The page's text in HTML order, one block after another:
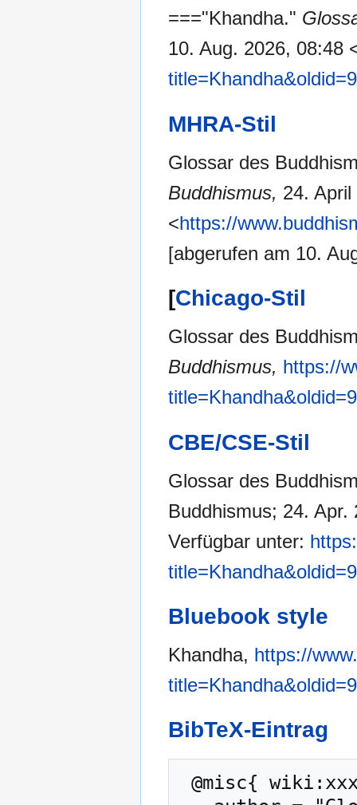
==="Khandha."
10. Aug. 2026, 08:48
MHRA-Stil
Glossar des
Buddhismus, 24.
<https://
[abgerufen am 10.
[Chicago-Stil
Glossar des
Buddhismus, https://
CBE/CSE-Stil
Glossar des
Buddhismus; 24.
Verfügbar unter:
Bluebook style
Khandha, https://
BibTeX-Eintrag